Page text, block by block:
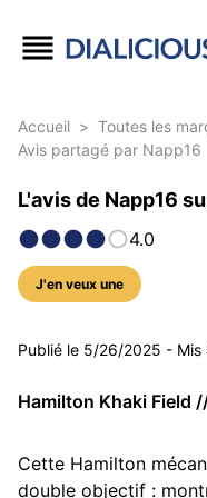
Accueil > Toutes les
Avis partagé par Napp16
L'avis de Napp16
4.0
J'en veux une
9 photos
Publié le 5/26/2025 - Mis
Hamilton Khaki Field
Cette Hamilton
double objectif :